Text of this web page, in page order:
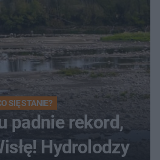
SIĘ STANIE?
padnie rekord,
Hydrolodzy